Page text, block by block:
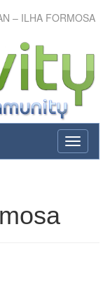
– ILHA FORMOSA
toggle